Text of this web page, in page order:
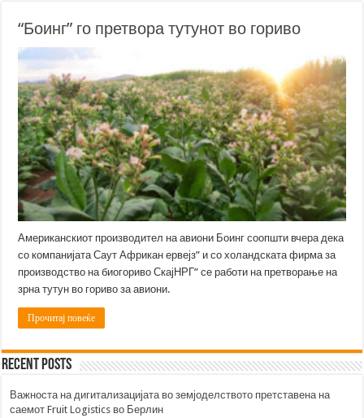
“Боинг” го претвора тутунот во гориво
Американскиот производител на авиони Боинг соопшти вчера дека
со компанијата Саут Африкан ервејз” и со холандската фирма за
производство на биогориво СкајНРГ” се работи на претворање на
зрна тутун во гориво за авиони.
Прочитај повеќе
Recent Posts
Важноста на дигитализацијата во земјоделството претставена на
саемот Fruit Logistics во Берлин